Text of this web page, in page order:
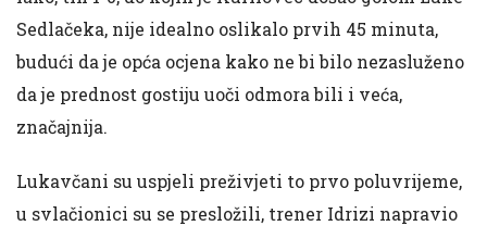
Sedlačeka, nije idealno oslikalo prvih 45 minuta,
budući da je opća ocjena kako ne bi bilo nezasluženo
da je prednost gostiju uoči odmora bili i veća,
značajnija.
Lukavčani su uspjeli preživjeti to prvo poluvrijeme,
u svlačionici su se presložili, trener Idrizi napravio